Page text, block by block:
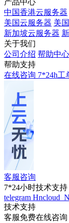
产品中心
中国香港云服务器
美国云服务器 美
新加坡云服务器
关于我们
公司介绍 帮助中心
帮助支持
在线咨询 7*24h工
客服咨询
7*24小时技术支持
telegram
技术支持
客服免费在线咨询